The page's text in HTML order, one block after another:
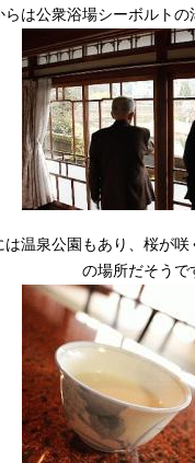
らは公衆浴場シーボルト
は温泉公園もあり、桜が
の場所だそうで